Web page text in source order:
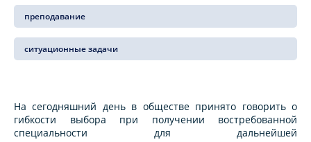
преподавание
ситуационные задачи
На сегодняшний день в обществе принято говорить о
гибкости выбора при получении востребованной
специальности для дальнейшей